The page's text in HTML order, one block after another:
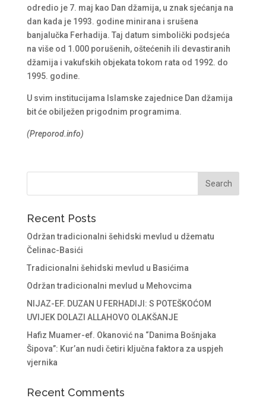
odredio je 7. maj kao Dan džamija, u znak sjećanja na
dan kada je 1993. godine minirana i srušena
banjalučka Ferhadija. Taj datum simbolički podsjeća
na više od 1.000 porušenih, oštećenih ili devastiranih
džamija i vakufskih objekata tokom rata od 1992. do
1995. godine.
U svim institucijama Islamske zajednice Dan džamija
bit će obilježen prigodnim programima.
(Preporod.info)
Recent Posts
Održan tradicionalni šehidski mevlud u džematu
Čelinac-Basići
Tradicionalni šehidski mevlud u Basićima
Održan tradicionalni mevlud u Mehovcima
NIJAZ-EF. DUZAN U FERHADIJI: S POTEŠKOĆOM
UVIJEK DOLAZI ALLAHOVO OLAKŠANJE
Hafiz Muamer-ef. Okanović na “Danima Bošnjaka
Šipova”: Kur’an nudi četiri ključna faktora za uspjeh
vjernika
Recent Comments